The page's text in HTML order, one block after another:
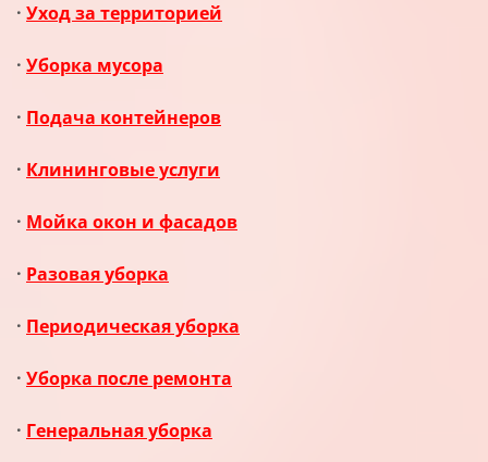
· Уход за территорией
· Уборка мусора
· Подача контейнеров
· Клининговые услуги
· Мойка окон и фасадов
· Разовая уборка
· Периодическая уборка
· Уборка после ремонта
· Генеральная уборка